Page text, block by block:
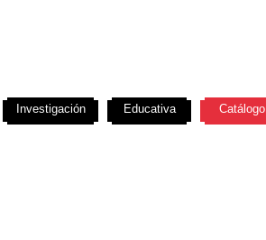
Investigación Educativa Catálogo